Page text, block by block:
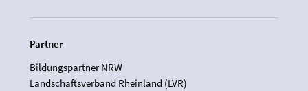
Partner
Bildungspartner NRW
Landschaftsverband Rheinland (LVR)